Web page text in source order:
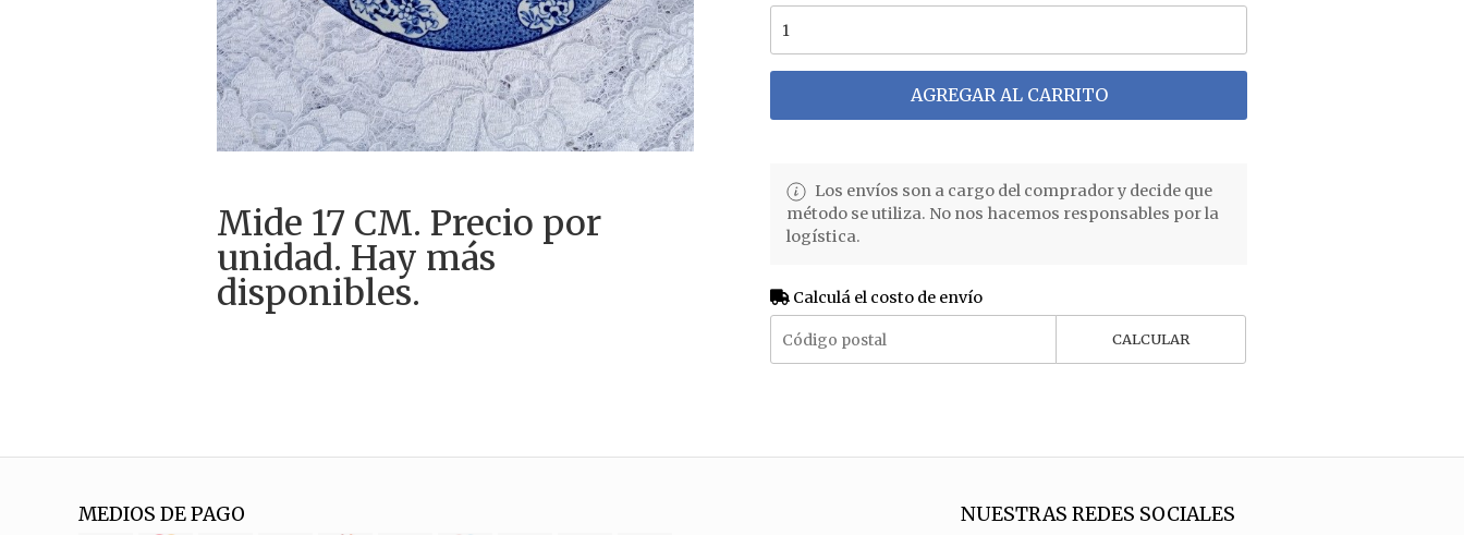
Mide 17 CM. Precio por
unidad. Hay más
disponibles.
AGREGAR AL CARRITO
Los envíos son a cargo del comprador y decide que
método se utiliza. No nos hacemos responsables por la
logística.
Calculá el costo de envío
CALCULAR
MEDIOS DE PAGO NUESTRAS REDES SOCIALES